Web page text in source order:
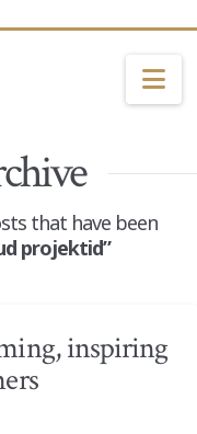
that have been
projektid”
inspiring